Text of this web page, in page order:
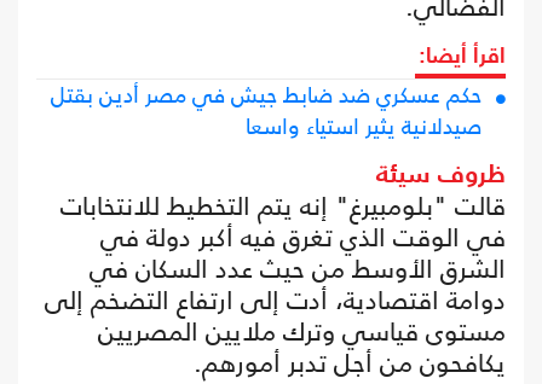
اقرأ أيضا:
حكم عسكري ضد ضابط جيش في مصر أدين بقتل
صيدلانية يثير استياء واسعا
ظروف سيئة
قالت "بلومبيرغ" إنه يتم التخطيط للانتخابات
في الوقت الذي تغرق فيه أكبر دولة في
الشرق الأوسط من حيث عدد السكان في
دوامة اقتصادية، أدت إلى ارتفاع التضخم إلى
مستوى قياسي وترك ملايين المصريين
يكافحون من أجل تدبر أمورهم.